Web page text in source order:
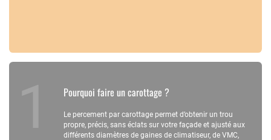
Pourquoi faire un carottage ?
Le percement par carottage permet d’obtenir un trou
propre, précis, sans éclats sur votre façade et ajusté aux
différents diamètres de gaines de climatiseur, de VMC,